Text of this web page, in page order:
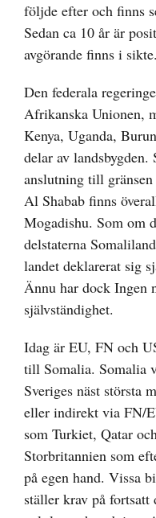
följde efter och finns
Sedan ca 10 år är
avgörande finns i sikte.
Den federala
Afrikanska Unionen,
Kenya, Uganda,
delar av
anslutning till
Al Shabab finns
Mogadishu. Som om
delstaterna
landet deklarerat sig
Ännu har dock Ingen
självständighet.
Idag är EU, FN och
till Somalia. Somalia
Sveriges näst största
eller indirekt via FN/
som Turkiet, Qatar
Storbritannien som
på egen hand. Vissa
ställer krav på